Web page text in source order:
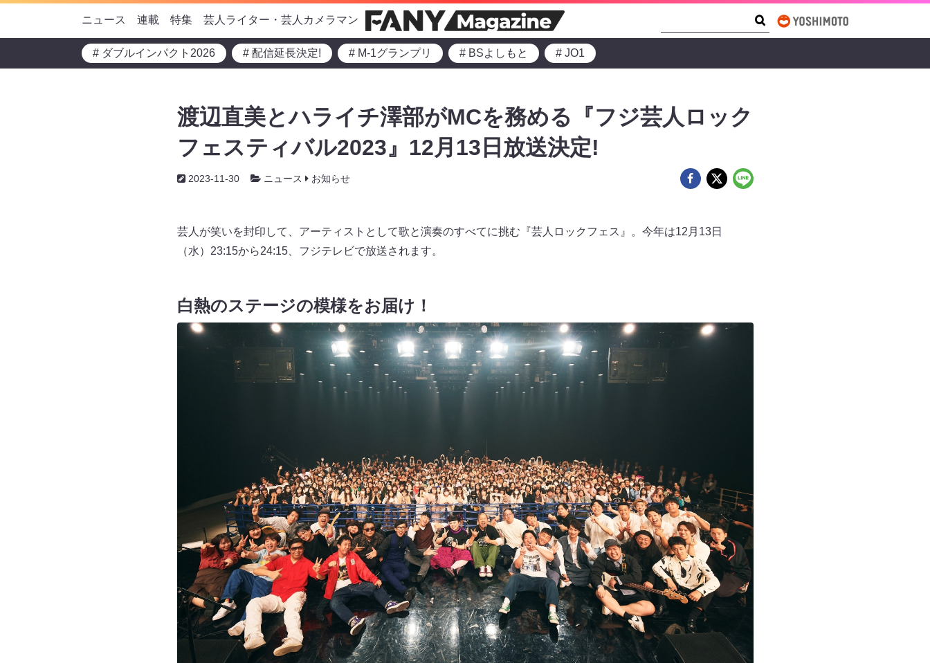
ニュース 連載 特集 芸人ライター・芸人カメラマン
# ダブルインパクト2026 # 配信延長決定! # M-1グランプリ # BSよしもと # JO1
渡辺直美とハライチ澤部がMCを務める『フジ芸人ロック
フェスティバル2023』12月13日放送決定!
2023-11-30 ニュース お知らせ
芸人が笑いを封印して、アーティストとして歌と演奏のすべてに挑む『芸人ロックフェス』。今年は12月13日
（水）23:15から24:15、フジテレビで放送されます。
白熱のステージの模様をお届け！